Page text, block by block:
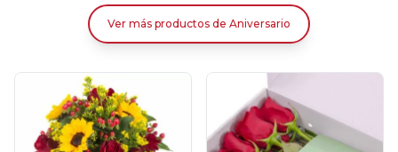
Ver más productos de Aniversario